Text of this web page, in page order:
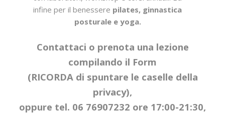
infine per il benessere pilates, ginnastica
posturale e yoga.
Contattaci o prenota una lezione
compilando il Form
(RICORDA di spuntare le caselle della
privacy),
oppure tel. 06 76907232 ore 17:00-21:30,